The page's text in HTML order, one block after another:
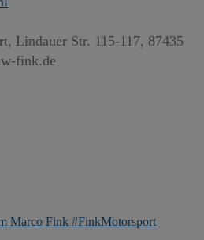
Lindauer Str. 115-117, 87435
fink.de